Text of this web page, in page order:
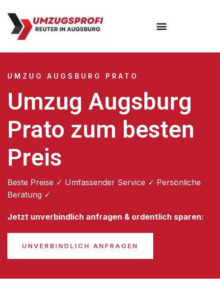
UMZUG AUGSBURG PRATO
Umzug Augsburg
Prato zum besten
Preis
Beste Preise ✓ Umfassender Service ✓ Persönliche
Beratung ✓
Jetzt unverbindlich anfragen & ordentlich sparen:
UNVERBINDLICH ANFRAGEN